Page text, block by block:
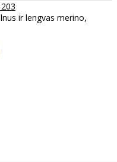
ir lengvas merino,